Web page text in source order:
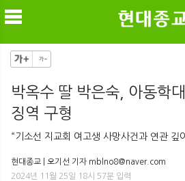
메
박옥수 딸 박은숙, 아동학
징역 구형
“기소선 지교회 여고생 사망사건과 연관 깊
현대종교 | 오기선 기자 mblno8@naver.com
2024년 11월 25일 18시 57분 입력